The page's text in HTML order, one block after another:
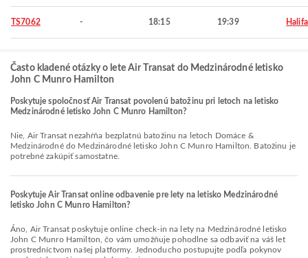
TS7062 - 18:15 19:39
Často kladené otázky o lete Air Transat do Medzinárodné letisko
John C Munro Hamilton
Poskytuje spoločnosť Air Transat povolenú batožinu pri letoch na letisko
Medzinárodné letisko John C Munro Hamilton?
Nie, Air Transat nezahŕňa bezplatnú batožinu na letoch Domáce &
Medzinárodné do Medzinárodné letisko John C Munro Hamilton. Batožinu je
potrebné zakúpiť samostatne.
Poskytuje Air Transat online odbavenie pre lety na letisko Medzinárodné
letisko John C Munro Hamilton?
Áno, Air Transat poskytuje online check-in na lety na Medzinárodné letisko
John C Munro Hamilton, čo vám umožňuje pohodlne sa odbaviť na váš let
prostredníctvom našej platformy. Jednoducho postupujte podľa pokynov